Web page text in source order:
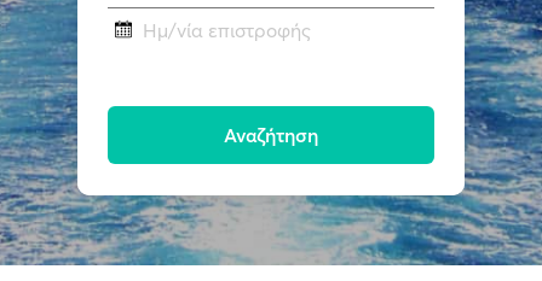
Ημ/νία επιστροφής
Αναζήτηση